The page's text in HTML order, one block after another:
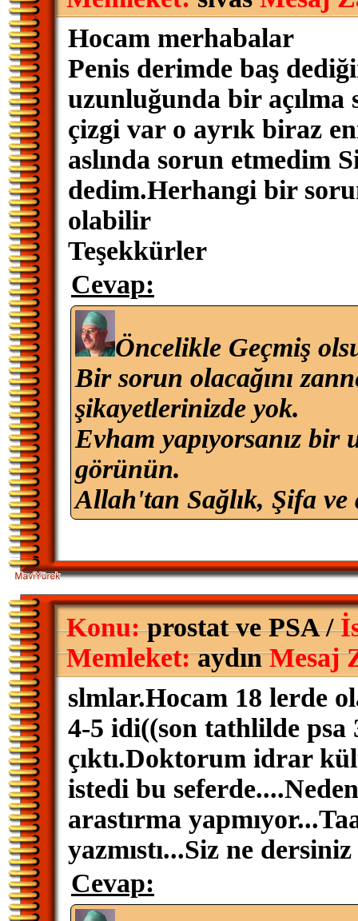
Hocam merhabalar
Penis derimde baş
uzunluğunda bir açılma
çizgi var o ayrık biraz
aslında sorun etmedim
dedim.Herhangi bir
olabilir
Teşekkürler
Cevap:
Öncelikle Geçmiş
Bir sorun olacağını
şikayetlerinizde yok.
Evham yapıyorsanız
görünün.
Allah'tan Sağlık, Şifa
Konu:prostat ve PSA /
Memleket:aydınMesaj
slmlar.Hocam 18 lerde
4-5 idi((son tathlilde psa
çıktı.Doktorum idrar
istedi bu
arastırma
yazmıstı...Siz ne
Cevap: